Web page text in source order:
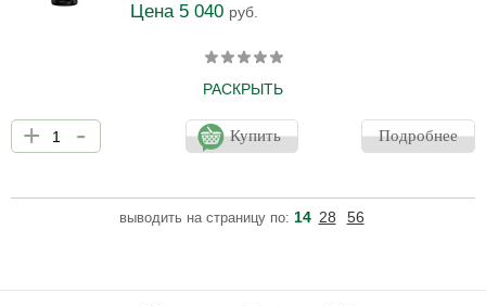
Цена 5 040 руб.
РАСКРЫТЬ
Снимает покраснение, значительно улучшает цвета лица и
увлажняет. Обеспечивает защиту: от свободных радикалов и
внешней агрессии. Насыщает ткани питательными
+ - Купить Подробнее
выводить на страницу по: 14 28 56